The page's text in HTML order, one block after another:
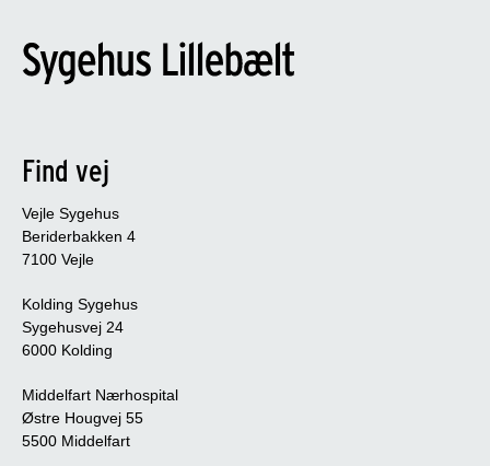
Find vej
Vejle Sygehus
Beriderbakken 4
7100 Vejle
Kolding Sygehus
Sygehusvej 24
6000 Kolding
Middelfart Nærhospital
Østre Hougvej 55
5500 Middelfart